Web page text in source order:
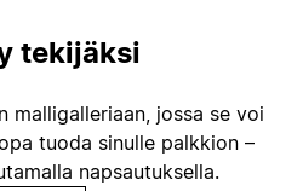
tekijäksi
malligalleriaan, jossa se voi
tuoda sinulle palkkion –
napsautuksella.